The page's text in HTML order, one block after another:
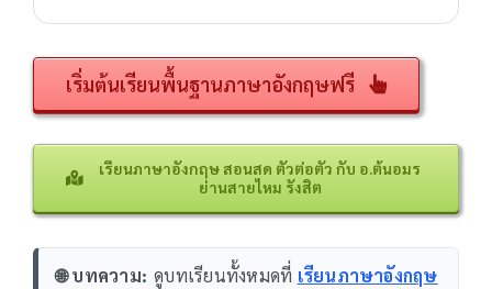
เริ่มต้นเรียนพื้นฐานภาษาอังกฤษฟรี
เรียนภาษาอังกฤษ สอนสด ตัวต่อตัว กับ อ.ต้นอมร
ย่านสายไหม รังสิต
🌐 บทความ: ดูบทเรียนทั้งหมดที่ เรียนภาษาอังกฤษ